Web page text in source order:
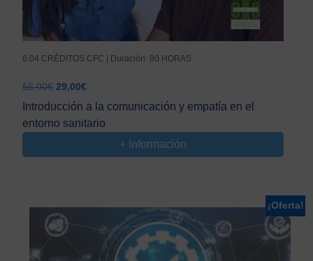
6.04 CRÉDITOS CFC | Duración: 80 HORAS
66,00€ El
precio
original
era:
29,00€El
precio
actual
es:
Introducción a la comunicación y empatía en el
entorno sanitario
+ Información
¡Oferta!